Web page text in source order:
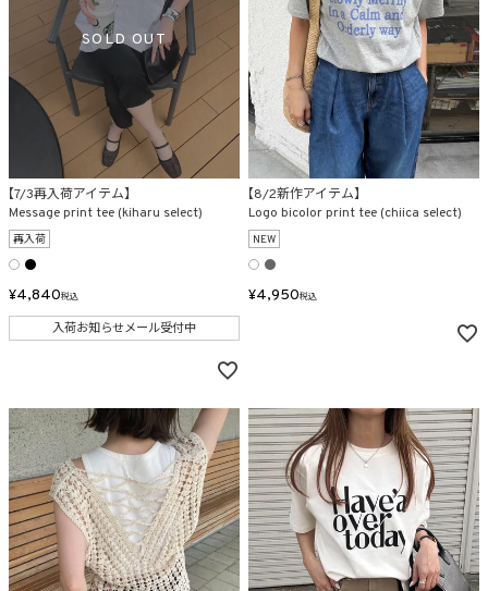
【7/3再入荷アイテム】
Message print tee (kiharu select)
再入荷
¥4,840税込
入荷お知らせメール受付中
【8/2新作アイテム】
Logo bicolor print tee (chiica select)
NEW
¥4,950税込